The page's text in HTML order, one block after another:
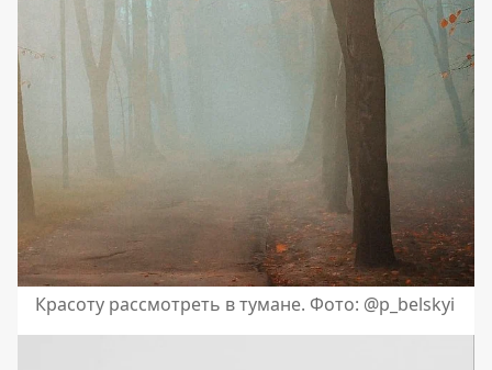
Красоту рассмотреть в тумане. Фото: @p_belskyi